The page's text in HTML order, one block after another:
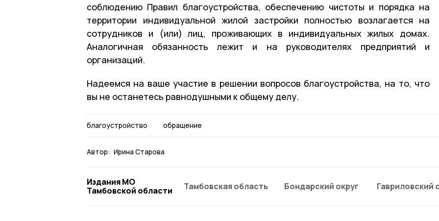
соблюдению Правил благоустройства, обеспечению чистоты и порядка на
территории индивидуальной жилой застройки полностью возлагается на
сотрудников и (или) лиц, проживающих в индивидуальных жилых домах.
Аналогичная обязанность лежит и на руководителях предприятий и
организаций.
Надеемся на ваше участие в решении вопросов благоустройства, на то, что
вы не останетесь равнодушными к общему делу.
благоустройство обращение
Автор: Ирина Старова
Издания МО
Тамбовской области
Тамбовская область Бондарский округ Гавриловский